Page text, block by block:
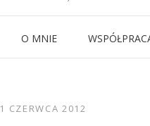
O MNIE
1 CZERWCA 2012